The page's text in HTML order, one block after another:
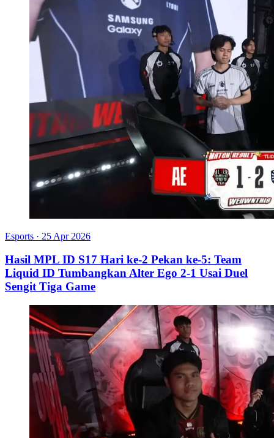
Esports · 25 Apr 2026
Hasil MPL ID S17 Hari ke-2 Pekan ke-5: Team
Liquid ID Tumbangkan Alter Ego 2-1 Usai Duel
Sengit Tiga Game